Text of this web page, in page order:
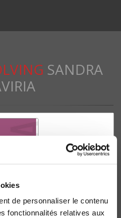
de personnaliser le contenu
fonctionnalités relatives aux
SANDRA